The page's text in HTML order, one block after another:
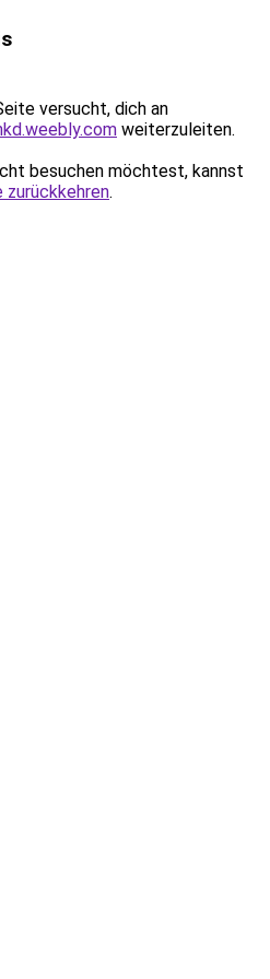
versucht, dich an
weiterzuleiten.
besuchen möchtest, kannst
zurückkehren.